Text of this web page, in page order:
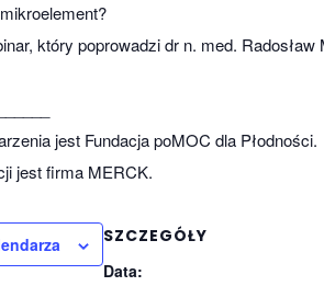
który poprowadzi dr n. med.
jest Fundacja poMOC dla Płodności.
jest firma MERCK.
SZCZEGÓŁY
Data: